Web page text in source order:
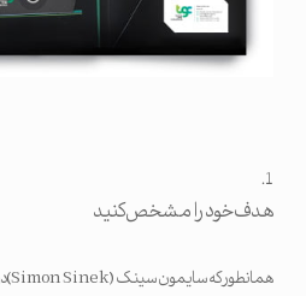
هدف خود را مشخص کنید